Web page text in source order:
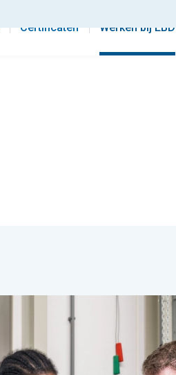
Certificaten Werken bij EBD